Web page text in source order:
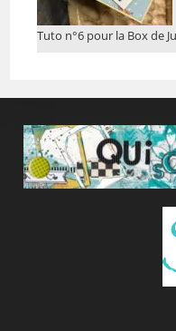
Tuto n°6 pour la Box de